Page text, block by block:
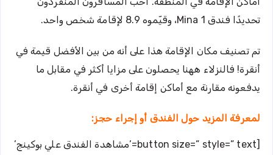
تحديدًا فندق Mina 1، وقيّموه 8.9 لإقامة شخص واحد.
تم تصنيف مكان الإقامة هذا على أنه من بين الأفضل قيمة في
أنقرة! فالنزلاء ههنا يحصلون على مزايا أكثر في مقابل ما
يدفعونه مقارنة مع أماكن إقامة أخرى في أنقرة.
لمعرفة المزيد حول الفندق أو إجراء حجز:
[button size=” style=” text=’مشاهدة الفندق علي بوكينج’